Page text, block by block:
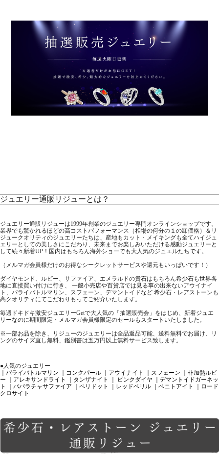
ジュエリー通販リジューとは？
ジュエリー通販リジューは1999年創業のジュエリー専門オンラインショップです。
業界でも驚かれるほどの高コストパフォーマンス（相場の何分の１の卸価格）＆リ
ジュークオリティのジュエリーたちは、産地もカット・メイキングも全てハイジュ
エリーとしての美しさにこだわり、未来までお楽しみいただける感動ジュエリーと
して続々新着UP！国内はもちろん海外ショーでも大人気のジュエルたちです。
（メルマガ会員様だけのお得なシークレットサービスや還元もいっぱいです！）
ダイヤモンド、ルビー、サファイア、エメラルドの貴石はもちろん希少石も世界各
地に直接買い付けに行き、 一般小売店や百貨店では見る事の出来ないアウイナイ
ト、パライバトルマリン、スフェーン、デマントイドなど 希少石・レアストーンも
高クオリティにてこだわりもってご紹介いたします。
毎週ドキドキ激安ジュエリーGetで大人気の「抽選販売会」をはじめ、新着ジュエ
リーなのに期間限定・メルマガ会員様限定のセールもスタートいたしました。
※一部お品を除き、リジューのジュエリーは全品返品可能、送料無料でお届け、リ
ングのサイズ直し無料、鑑別書は五万円以上無料サービス致します。
●人気のジュエリー
｜パライバトルマリン
｜コンクパール ｜アウイナイト ｜スフェーン
｜非加熱ルビ
ー
｜アレキサンドライト ｜タンザナイト ｜ ピンクダイヤ
｜デマントイドガーネッ
ト
｜パパラチャサファイア ｜ペリドット ｜レッドベリル ｜ベニトアイト
｜ロード
クロサイト